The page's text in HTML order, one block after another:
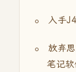
入手
放弃
笔记软